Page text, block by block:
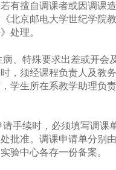
有擅自调课者或因调课
北京邮电大学世纪学院
处理。
、特殊要求出差或开会
，须经课程负责人及教
学生所在系教学助理负
请手续时，必须填写调课
处批准。调课申请单分别
验中心各存一份备案。